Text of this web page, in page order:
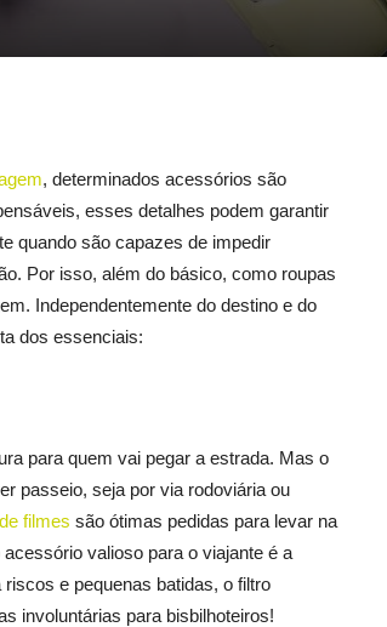
, determinados acessórios são
esses detalhes podem garantir
quando são capazes de impedir
Por isso, além do básico, como roupas
Independentemente do destino e do
dos essenciais:
para quem vai pegar a estrada. Mas o
passeio, seja por via rodoviária ou
filmes são ótimas pedidas para levar na
valioso para o viajante é a
e pequenas batidas, o filtro
involuntárias para bisbilhoteiros!